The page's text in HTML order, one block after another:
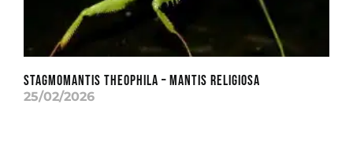
Stagmomantis theophila – Mantis Religiosa
25/02/2026